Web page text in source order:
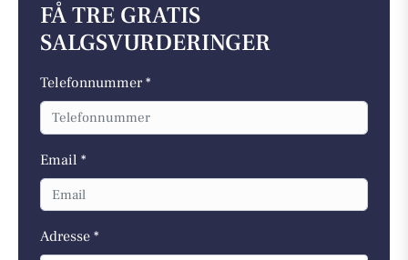
FÅ TRE GRATIS
SALGSVURDERINGER
Telefonnummer *
Email *
Adresse *